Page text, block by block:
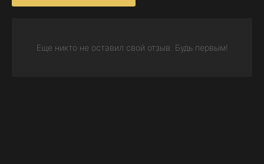
Еще никто не оставил свой отзыв. Будь первым!